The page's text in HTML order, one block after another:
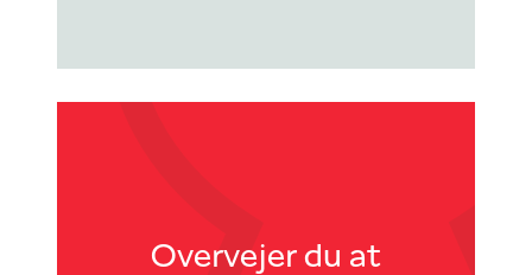
Overvejer du at